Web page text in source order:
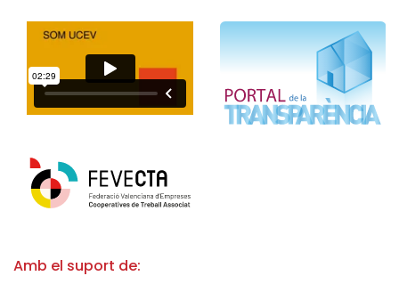
Amb el suport de: